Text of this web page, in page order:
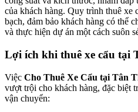
của khách hàng. Quy trình thuê xe
bạch, đảm bảo khách hàng có thể
và thực hiện dự án một cách suôn
Lợi ích khi thuê xe cẩu tại
Việc Cho Thuê Xe Cẩu tại Tân
vượt trội cho khách hàng, đặc biệt
vận chuyển: